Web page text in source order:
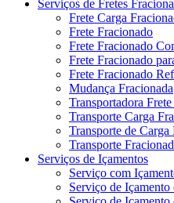
Serviços de Fretes
Frete Carga
Frete Fracionado
Frete Fracionado
Frete Fracionado
Frete Fracionado
Mudança Fracionada
Transportadora
Transporte Carga
Transporte de
Transporte
Serviços de Içamentos
Serviço com
Serviço de